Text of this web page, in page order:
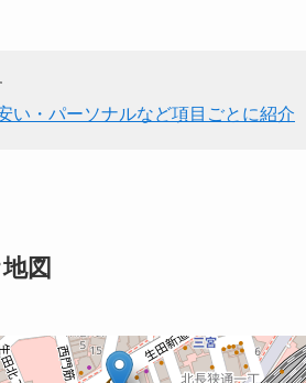
い・パーソナルなど項目ごとに紹介
図